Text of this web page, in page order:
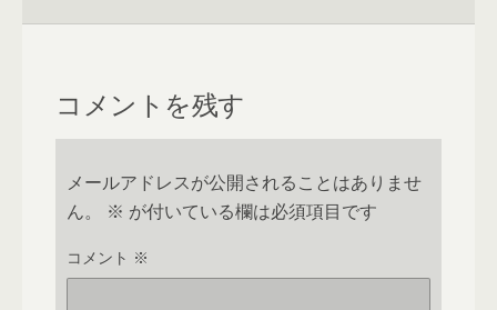
コメントを残す
メールアドレスが公開されることはありませ
ん。
※ が付いている欄は必須項目です
コメント ※